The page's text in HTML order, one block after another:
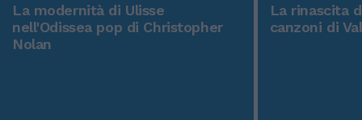
La modernità di Ulisse
nell'Odissea pop di Christopher
Nolan
La rinascita
canzoni di